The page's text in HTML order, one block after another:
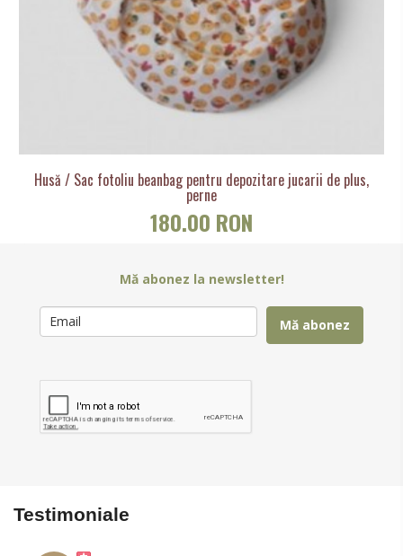
Husă / Sac fotoliu beanbag pentru depozitare jucarii de plus,
perne
180.00 RON
Mă abonez la newsletter!
Mă abonez
Testimoniale